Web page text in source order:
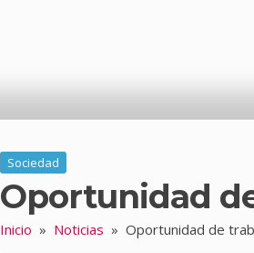
Sociedad
Oportunidad
Inicio » Noticias » Oportunidad de